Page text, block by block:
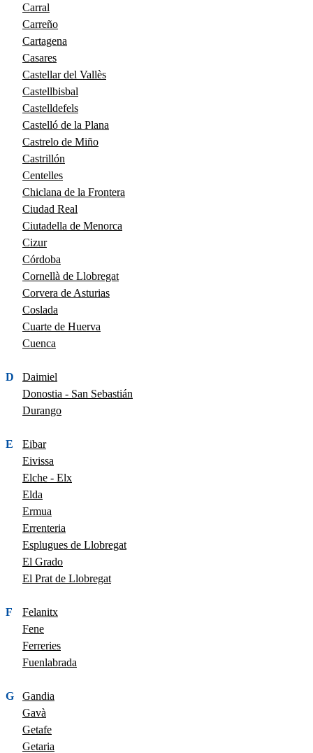
Carral
Carreño
Cartagena
Casares
Castellar del Vallès
Castellbisbal
Castelldefels
Castelló de la Plana
Castrelo de Miño
Castrillón
Centelles
Chiclana de la Frontera
Ciudad Real
Ciutadella de Menorca
Cizur
Córdoba
Cornellà de Llobregat
Corvera de Asturias
Coslada
Cuarte de Huerva
Cuenca
D
Daimiel
Donostia - San Sebastián
Durango
E
Eibar
Eivissa
Elche - Elx
Elda
Ermua
Errenteria
Esplugues de Llobregat
El Grado
El Prat de Llobregat
F
Felanitx
Fene
Ferreries
Fuenlabrada
G
Gandia
Gavà
Getafe
Getaria